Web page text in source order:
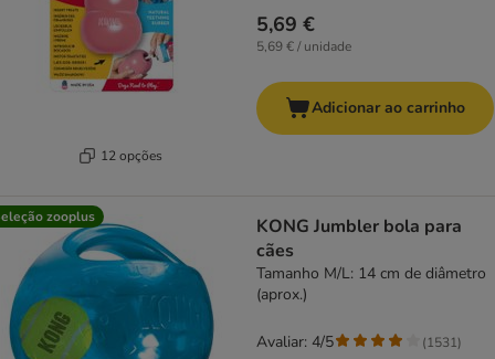
12 opções
5,69 €
5,69 € / unidade
Adicionar ao carrinho
zooplus
KONG Jumbler bola para
cães
Tamanho M/L: 14 cm de diâmetro
(aprox.)
Avaliar: 4/5 (1531)